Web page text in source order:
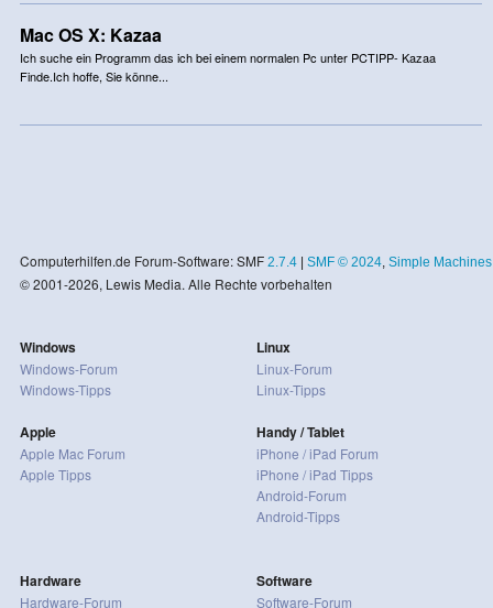
Mac OS X: Kazaa
Ich suche ein Programm das ich bei einem normalen Pc unter PCTIPP- Kazaa
Finde.Ich hoffe, Sie könne...
Computerhilfen.de Forum-Software: SMF 2.7.4| SMF © 2024, Simple Machines
© 2001-2026, Lewis Media. Alle Rechte vorbehalten
Windows
Windows-Forum
Windows-Tipps
Apple
Apple Mac Forum
Apple Tipps
Linux
Linux-Forum
Linux-Tipps
Handy / Tablet
iPhone / iPad Forum
iPhone / iPad Tipps
Android-Forum
Android-Tipps
Hardware
Hardware-Forum
Software
Software-Forum